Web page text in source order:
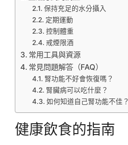
保持充足的水分攝入
定期運動
控制體重
戒煙限酒
常用工具與資源
常見問題解答（FAQ）
腎功能不好會恢復嗎？
腎臟病可以吃什麼？
如何知道自己腎功能不佳？
健康飲食的指南